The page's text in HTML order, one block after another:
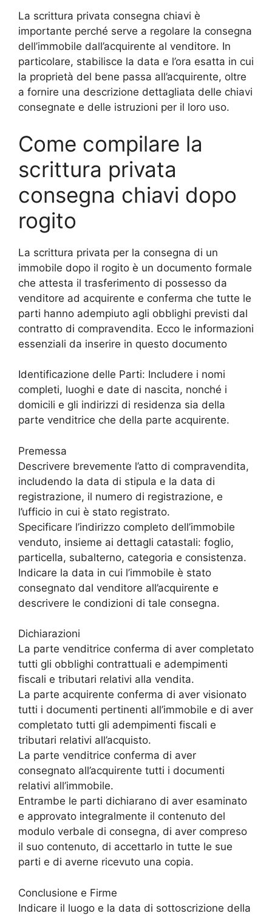
La scrittura privata consegna chiavi è
importante perché serve a regolare la consegna
dell’immobile dall’acquirente al venditore. In
particolare, stabilisce la data e l’ora esatta in cui
la proprietà del bene passa all’acquirente, oltre
a fornire una descrizione dettagliata delle chiavi
consegnate e delle istruzioni per il loro uso.
Come compilare la
scrittura privata
consegna chiavi dopo
rogito
La scrittura privata per la consegna di un
immobile dopo il rogito è un documento formale
che attesta il trasferimento di possesso da
venditore ad acquirente e conferma che tutte le
parti hanno adempiuto agli obblighi previsti dal
contratto di compravendita. Ecco le informazioni
essenziali da inserire in questo documento
Identificazione delle Parti: Includere i nomi
completi, luoghi e date di nascita, nonché i
domicili e gli indirizzi di residenza sia della
parte venditrice che della parte acquirente.
Premessa
Descrivere brevemente l’atto di compravendita,
includendo la data di stipula e la data di
registrazione, il numero di registrazione, e
l’ufficio in cui è stato registrato.
Specificare l’indirizzo completo dell’immobile
venduto, insieme ai dettagli catastali: foglio,
particella, subalterno, categoria e consistenza.
Indicare la data in cui l’immobile è stato
consegnato dal venditore all’acquirente e
descrivere le condizioni di tale consegna.
Dichiarazioni
La parte venditrice conferma di aver completato
tutti gli obblighi contrattuali e adempimenti
fiscali e tributari relativi alla vendita.
La parte acquirente conferma di aver visionato
tutti i documenti pertinenti all’immobile e di aver
completato tutti gli adempimenti fiscali e
tributari relativi all’acquisto.
La parte venditrice conferma di aver
consegnato all’acquirente tutti i documenti
relativi all’immobile.
Entrambe le parti dichiarano di aver esaminato
e approvato integralmente il contenuto del
modulo verbale di consegna, di aver compreso
il suo contenuto, di accettarlo in tutte le sue
parti e di averne ricevuto una copia.
Conclusione e Firme
Indicare il luogo e la data di sottoscrizione della